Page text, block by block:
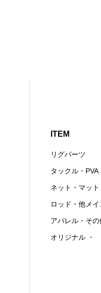
ITEM
リグパーツ
タックル・PVA
ネット・マット
ロッド・他メ
アパレル・その
オリジナル ・